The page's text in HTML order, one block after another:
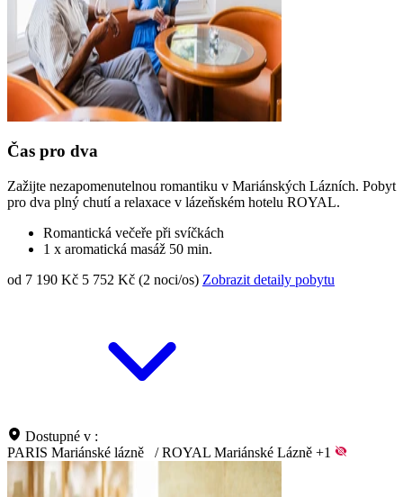
Čas pro dva
Zažijte nezapomenutelnou romantiku v Mariánských Lázních. Pobyt
pro dva plný chutí a relaxace v lázeňském hotelu ROYAL.
Romantická večeře při svíčkách
1 x aromatická masáž 50 min.
od 7 190 Kč 5 752 Kč (2 noci/os) Zobrazit detaily pobytu
Dostupné v :
PARIS Mariánské lázně
/ ROYAL Mariánské Lázně +1